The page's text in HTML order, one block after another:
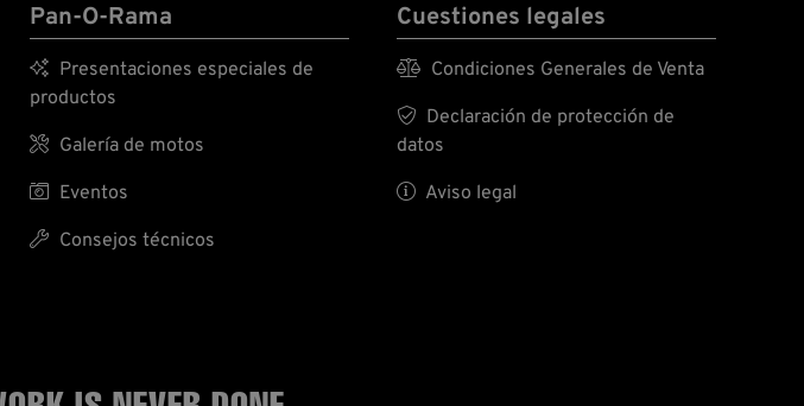
Pan-O-Rama

Presentaciones especiales de
productos
 Galería de motos
 Eventos
 Consejos técnicos
Cuestiones legales
 Condiciones Generales de Venta

Declaración de protección de
datos
 Aviso legal